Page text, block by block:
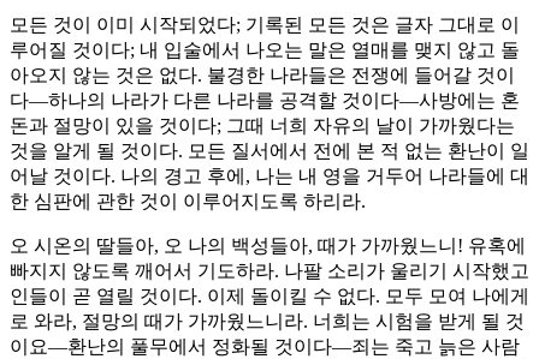
모든 것이 이미 시작되었다; 기록된 모든 것은 글자 그대로 이
루어질 것이다; 내 입술에서 나오는 말은 열매를 맺지 않고 돌
아오지 않는 것은 없다. 불경한 나라들은 전쟁에 들어갈 것이
다—하나의 나라가 다른 나라를 공격할 것이다—사방에는 혼
돈과 절망이 있을 것이다; 그때 너희 자유의 날이 가까웠다는
것을 알게 될 것이다. 모든 질서에서 전에 본 적 없는 환난이 일
어날 것이다. 나의 경고 후에, 나는 내 영을 거두어 나라들에 대
한 심판에 관한 것이 이루어지도록 하리라.
오 시온의 딸들아, 오 나의 백성들아, 때가 가까웠느니! 유혹에
빠지지 않도록 깨어서 기도하라. 나팔 소리가 울리기 시작했고
인들이 곧 열릴 것이다. 이제 돌이킬 수 없다. 모두 모여 나에게
로 와라, 절망의 때가 가까웠느니라. 너희는 시험을 받게 될 것
이요—환난의 풀무에서 정화될 것이다—죄는 죽고 늙은 사람